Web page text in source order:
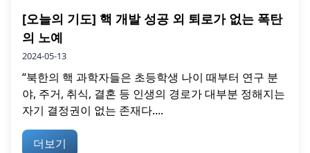
[오늘의 기도] 핵 개발 성공 외 퇴로가 없는 폭탄
의 노예
2024-05-13
“북한의 핵 과학자들은 초등학생 나이 때부터 연구 분
야, 주거, 취식, 결혼 등 인생의 경로가 대부분 정해지는
자기 결정권이 없는 존재다....
더보기